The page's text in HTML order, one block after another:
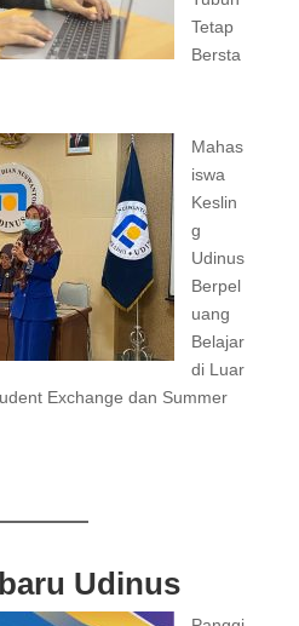
Tetap
Bersta
Mahas
iswa
Keslin
g
Udinus
Berpel
uang
Belajar
di Luar
Exchange dan Summer
Udinus